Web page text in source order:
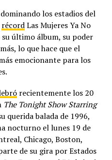
los estadios del
récordLas Mujeres Ya No
último álbum, su poder
lo que hace que el
emocionante para los
recientemente los 20
The Tonight Show Starring
querida balada de 1996,
nocturno el lunes 19 de
Chicago, Boston,
de su gira por Estados